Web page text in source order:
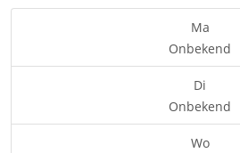
Ma
Onbekend
Di
Onbekend
Wo